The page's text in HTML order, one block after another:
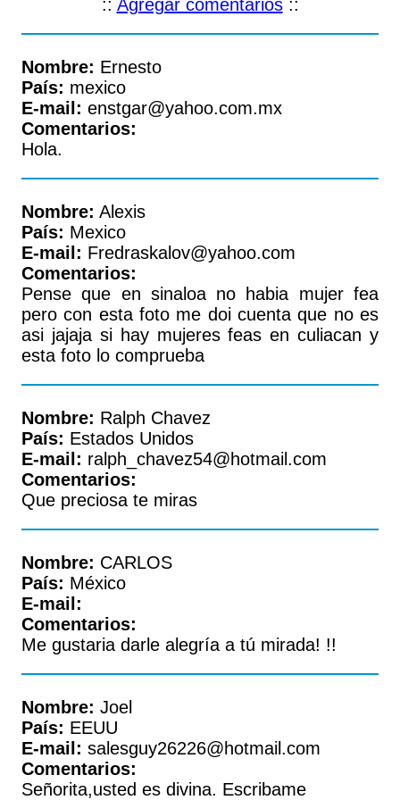
:: Agregar comentarios::
Nombre: Ernesto
País: mexico
E-mail: enstgar@yahoo.com.mx
Comentarios:
Hola.
Nombre: Alexis
País: Mexico
E-mail: Fredraskalov@yahoo.com
Comentarios:
Pense que en sinaloa no habia mujer fea
pero con esta foto me doi cuenta que no es
asi jajaja si hay mujeres feas en culiacan y
esta foto lo comprueba
Nombre: Ralph Chavez
País: Estados Unidos
E-mail: ralph_chavez54@hotmail.com
Comentarios:
Que preciosa te miras
Nombre: CARLOS
País: México
E-mail:
Comentarios:
Me gustaria darle alegría a tú mirada! !!
Nombre: Joel
País: EEUU
E-mail: salesguy26226@hotmail.com
Comentarios:
Señorita,usted es divina. Escribame